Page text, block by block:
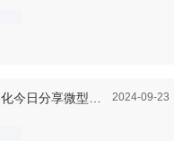
需要注意的细节
2024-09-23
今日分享微型减
点跟功能有哪些